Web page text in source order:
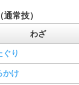
常技）
わざ
ぐり
かけ